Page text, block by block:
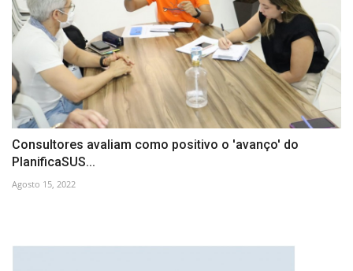
Consultores avaliam como positivo o 'avanço' do
PlanificaSUS...
Agosto 15, 2022